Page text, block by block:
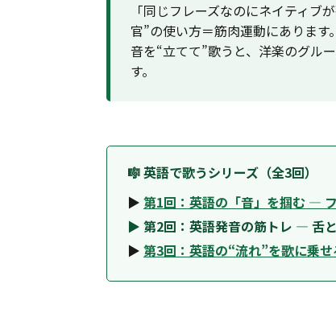
「同じフレーズなのにネイティ
官”の使い方＝筋肉運動にありま
音を“立てて”歌うと、洋楽のグル
す。
🎼 英語で歌うシリーズ（全3回）
▶ 第1回：英語の「音」を掴む ―
▶ 第2回：英語発音の筋トレ ― 舌
▶ 第3回：英語の“流れ”を歌に乗